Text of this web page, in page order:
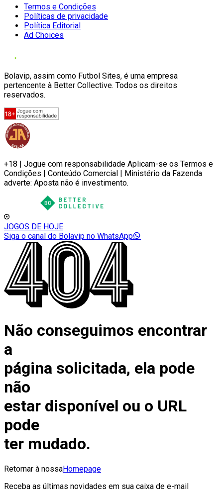
Termos e Condições
Políticas de privacidade
Política Editorial
Ad Choices
Bolavip, assim como Futbol Sites, é uma empresa
pertencente à Better Collective. Todos os direitos
reservados.
+18 | Jogue com responsabilidade Aplicam-se os Termos e
Condições | Conteúdo Comercial | Ministério da Fazenda
adverte: Aposta não é investimento.
JOGOS DE HOJE
Siga o canal do Bolavip no WhatsApp
Não conseguimos encontrar
a
página solicitada, ela pode
não
estar disponível ou o URL
pode
ter mudado.
Retornar à nossaHomepage
Receba as últimas novidades em sua caixa de e-mail